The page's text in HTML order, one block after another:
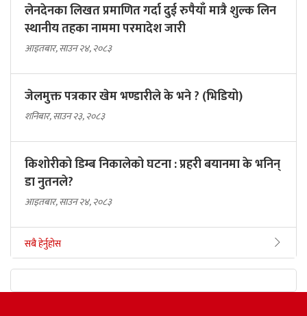
लेनदेनका लिखत प्रमाणित गर्दा दुई रुपैयाँ मात्रै शुल्क लिन
स्थानीय तहका नाममा परमादेश जारी
आइतबार, साउन २४, २०८३
जेलमुक्त पत्रकार खेम भण्डारीले के भने ? (भिडियो)
शनिबार, साउन २३, २०८३
किशोरीको डिम्ब निकालेको घटना : प्रहरी बयानमा के भनिन्
डा नुतनले?
आइतबार, साउन २४, २०८३
सबै हेर्नुहोस